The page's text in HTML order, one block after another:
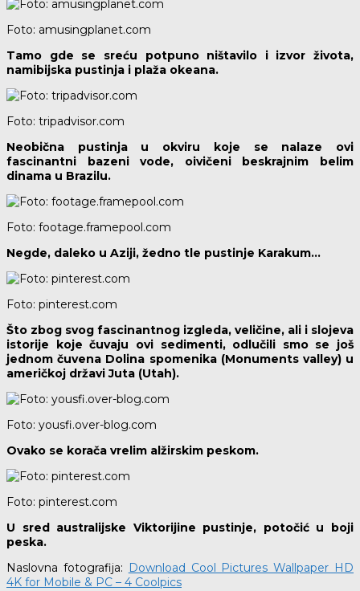
Foto: amusingplanet.com
Tamo gde se sreću potpuno ništavilo i izvor života,
namibijska pustinja i plaža okeana.
Foto: tripadvisor.com
Neobična pustinja u okviru koje se nalaze ovi
fascinantni bazeni vode, oivičeni beskrajnim belim
dinama u Brazilu.
Foto: footage.framepool.com
Negde, daleko u Aziji, žedno tle pustinje Karakum…
Foto: pinterest.com
Što zbog svog fascinantnog izgleda, veličine, ali i slojeva
istorije koje čuvaju ovi sedimenti, odlučili smo se još
jednom čuvena Dolina spomenika (Monuments valley) u
američkoj državi Juta (Utah).
Foto: yousfi.over-blog.com
Ovako se korača vrelim alžirskim peskom.
Foto: pinterest.com
U sred australijske Viktorijine pustinje, potočić u boji
peska.
Naslovna fotografija:
Download Cool Pictures Wallpaper HD
4K for Mobile & PC – 4 Coolpics